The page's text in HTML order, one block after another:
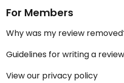
For Members
Why was my review
Guidelines for writing a review
View our privacy policy